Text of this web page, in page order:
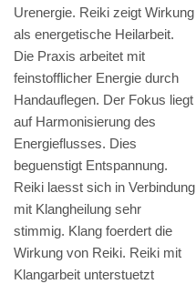
Urenergie. Reiki zeigt Wirkung
als energetische Heilarbeit.
Die Praxis arbeitet mit
feinstofflicher Energie durch
Handauflegen. Der Fokus liegt
auf Harmonisierung des
Energieflusses. Dies
beguenstigt Entspannung.
Reiki laesst sich in Verbindung
mit Klangheilung sehr
stimmig. Klang foerdert die
Wirkung von Reiki. Reiki mit
Klangarbeit unterstuetzt